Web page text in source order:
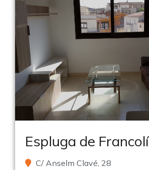
Espluga de Francolí
C/ Anselm Clavé, 28